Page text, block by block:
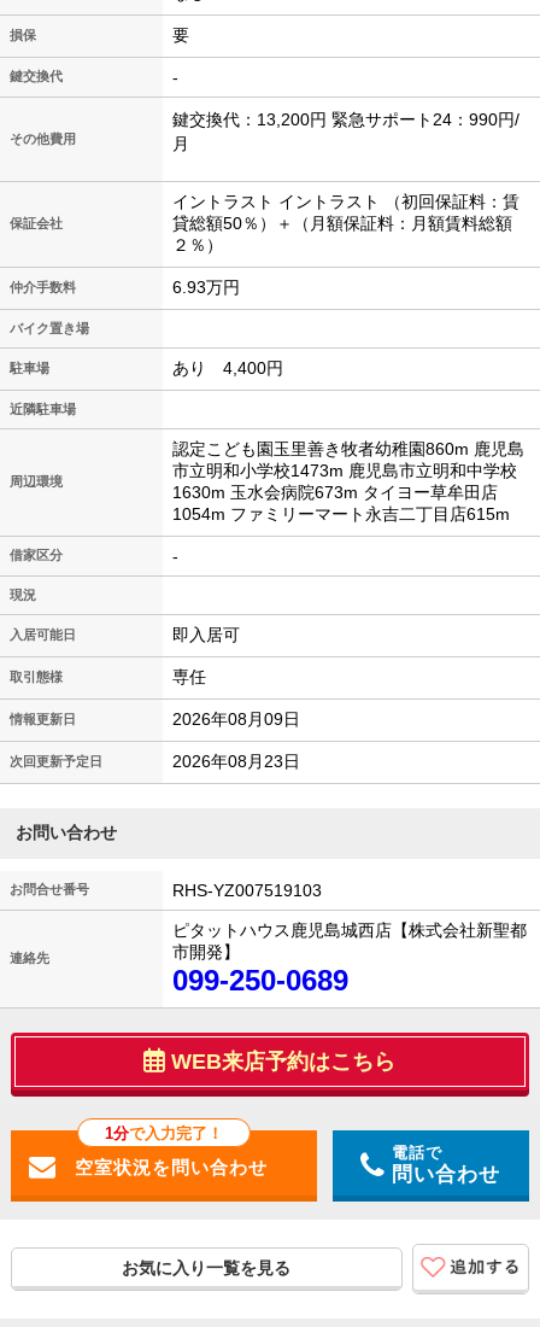
損保 要
鍵交換代 -
その他費用
鍵交換代：13,200円 緊急サポート24：990円/
月
保証会社
イントラスト イントラスト （初回保証料：賃
貸総額50％）＋（月額保証料：月額賃料総額
２％）
仲介手数料 6.93万円
バイク置き場
駐車場 あり 4,400円
近隣駐車場
周辺環境
認定こども園玉里善き牧者幼稚園860m 鹿児島
市立明和小学校1473m 鹿児島市立明和中学校
1630m 玉水会病院673m タイヨー草牟田店
1054m ファミリーマート永吉二丁目店615m
借家区分 -
現況
入居可能日 即入居可
取引態様 専任
情報更新日 2026年08月09日
次回更新予定日 2026年08月23日
お問い合わせ
お問合せ番号 RHS-YZ007519103
連絡先
ピタットハウス鹿児島城西店【株式会社新聖都
市開発】
099-250-0689
WEB来店予約はこちら
1分で入力完了！
電話で
問い合わせ
お気に入り一覧を見る